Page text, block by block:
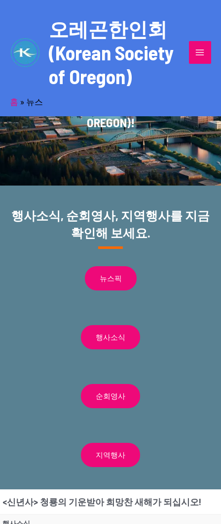
오레곤한인회
(Korean Society
of Oregon)
홈 » 뉴스
반세기의 세월을 품고 동포사회를 섬겨온
오레곤한인회(KOREAN SOCIETY OF
OREGON)!
행사소식, 순회영사, 지역행사를 지금
확인해 보세요.
뉴스픽
행사소식
순회영사
지역행사
<신년사> 청룡의 기운받아 희망찬 새해가 되십시오!